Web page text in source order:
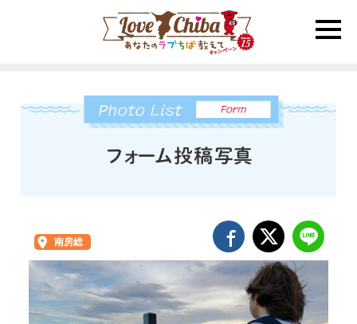
toggle
南房総